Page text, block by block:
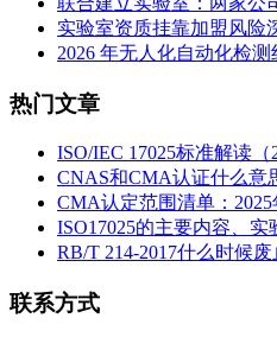
实验室资质挂靠加盟风险
2026 年无人化自动化检
热门文章
ISO/IEC 17025标准解读（
CNAS和CMA认证什么意
CMA认定范围清单：
ISO17025的主要内容、
RB/T 214-2017什么时候
联系方式